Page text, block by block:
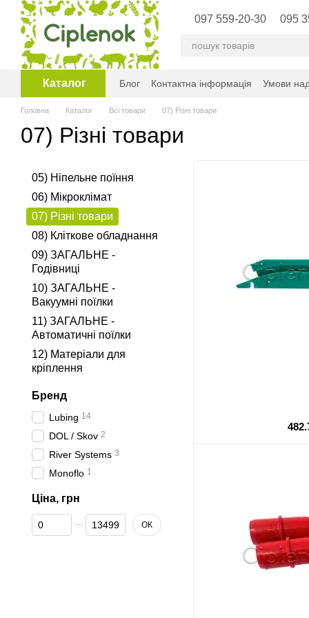
Перейти до основного контенту
097 559-20-30 095
Каталог Блог Контактна інформація Умови
Головна Каталог Всі товари 07) Різні товари
07) Різні товари
05) Ніпельне поїння
06) Мікроклімат
07) Різні товари
08) Кліткове обладнання
09) ЗАГАЛЬНЕ -
Годівниці
10) ЗАГАЛЬНЕ -
Вакуумні поїлки
11) ЗАГАЛЬНЕ -
Автоматичні поїлки
12) Матеріали для
кріплення
Бренд
Lubing 14
DOL / Skov 2
River Systems 3
Monoflo 1
Ціна, грн
Від Ціна, грн
До Ціна, грн ОК